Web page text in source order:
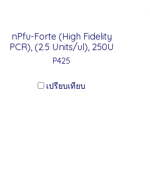
nPfu-Forte (High Fidelity
PCR), (2.5 Units/ul), 250U
P425
เปรียบเทียบ